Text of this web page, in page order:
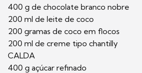
400 g de chocolate branco nobre
200 ml de leite de coco
200 gramas de coco em flocos
200 ml de creme tipo chantilly
CALDA
400 g açúcar refinado